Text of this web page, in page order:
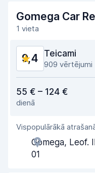
Gomega Car
1 vieta
9,4 Teicami
909 vērtējumi
Viegli atrast
Aģentu atbalsts
Saņemšanas ātrums
55 € – 124 €
dienā
Vispopulārākā
Gomega, Leof.
01